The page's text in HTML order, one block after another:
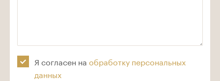
Я согласен на обработку персональных
данных